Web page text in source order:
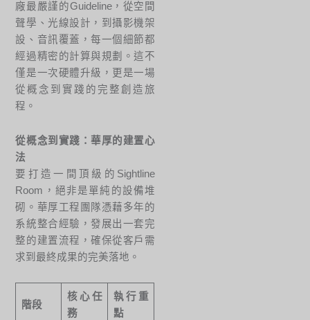
廠最嚴謹的Guideline，從空間
聲學、光線設計，到攝影機架
設、音訊覆蓋，每一個細節都
經過精密的計算與規劃。這不
僅是一次硬體升級，更是一場
從概念到實踐的完整創造旅
程。
從概念到實踐：華厚的建置心
法
要打造一間頂級的Sightline
Room，絕非是單純的設備堆
砌。華厚工程團隊憑藉多年的
系統整合經驗，發展出一套完
整的建置流程，確保從客戶需
求到最終成果的完美落地。
階段
核心任
務
執行重
點